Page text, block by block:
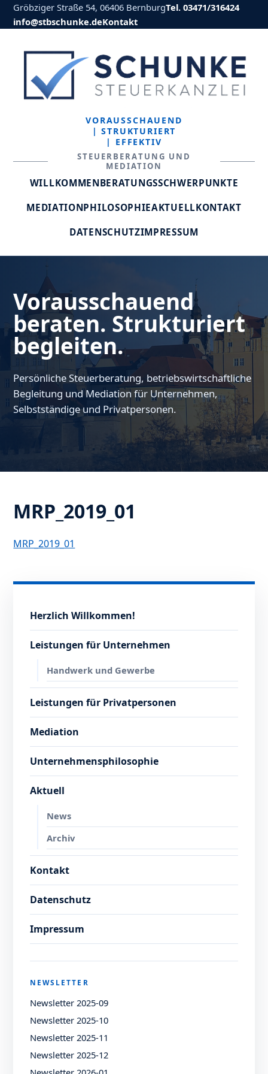
Gröbziger Straße 54, 06406 BernburgTel. 03471/316424
info@stbschunke.deKontakt
VORAUSSCHAUEND
| STRUKTURIERT
| EFFEKTIV
STEUERBERATUNG UND
MEDIATION
WILLKOMMENBERATUNGSSCHWERPUNKTE
MEDIATIONPHILOSOPHIEAKTUELLKONTAKT
DATENSCHUTZIMPRESSUM
Vorausschauend
beraten. Strukturiert
begleiten.
Persönliche Steuerberatung, betriebswirtschaftliche
Begleitung und Mediation für Unternehmen,
Selbstständige und Privatpersonen.
MRP_2019_01
MRP_2019_01
Herzlich Willkommen!
Leistungen für Unternehmen
Handwerk und Gewerbe
Leistungen für Privatpersonen
Mediation
Unternehmensphilosophie
Aktuell
News
Archiv
Kontakt
Datenschutz
Impressum
NEWSLETTER
Newsletter 2025-09
Newsletter 2025-10
Newsletter 2025-11
Newsletter 2025-12